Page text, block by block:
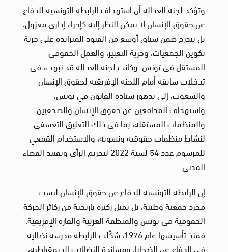
وتؤكد لجنة العدالة أن استهداف الرابطة التونسية للدفاع
عن حقوق الإنسان لا يمكن النظر إليه كإجراء إداري معزول،
بل يندرج ضمن سياق أوسع من القيود المتزايدة على حرية
تكوين الجمعيات، وحرية التعبير، والعمل الحقوقي
المستقل في تونس. وكانت لجنة العدالة قد نبهت، في
تدخلات سابقة أمام اللجنة الإفريقية لحقوق الإنسان
والشعوب، إلى تدهور سيادة القانون في تونس،
واستهداف المدافعين عن حقوق الإنسان والصحفيين
والمنظمات المستقلة، بما في ذلك التعليق التعسفي
لنشاط منظمات حقوقية ونسوية، والاستخدام القمعي
للمرسوم عدد 54 لسنة 2022 لتجريم الرأي وتقييد الفضاء
المدني.
إن الرابطة التونسية للدفاع عن حقوق الإنسان ليست
مجرد جمعية وطنية، بل تمثل ركيزة تاريخية من ركائز الحركة
الحقوقية في تونس والمنطقة العربية والقارة الإفريقية.
فمنذ تأسيسها عام 1976، شكّلت الرابطة مدرسة نضالية
في الدفاع عن الضحايا، ومساندة النضالات الديمقراطية،